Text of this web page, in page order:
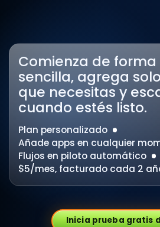
Comienza de forma
sencilla, agrega
que necesitas y
cuando estés listo.
Plan personalizado
Añade apps en cualquier
Flujos en piloto automático
$5/mes, facturado cada 2
Inicia prueba gratis